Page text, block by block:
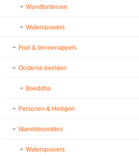
Wandfonteinen
Waterspuwers
Fruit & dennenappels
Oosterse beelden
Boeddha
Personen & Heiligen
Wanddecoraties
Waterspuwers